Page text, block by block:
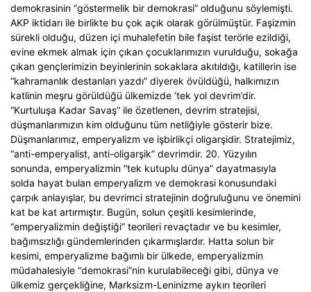
demokrasinin “göstermelik bir demokrasi” olduğunu söylemişti.
AKP iktidarı ile birlikte bu çok açık olarak görülmüştür. Faşizmin
sürekli olduğu, düzen içi muhalefetin bile faşist terörle ezildiği,
evine ekmek almak için çıkan çocuklarımızın vurulduğu, sokağa
çıkan gençlerimizin beyinlerinin sokaklara akıtıldığı, katillerin ise
“kahramanlık destanları yazdı” diyerek övüldüğü, halkımızın
katlinin meşru görüldüğü ülkemizde ‘tek yol devrim’dir.
“Kurtuluşa Kadar Savaş” ile özetlenen, devrim stratejisi,
düşmanlarımızın kim olduğunu tüm netliğiyle gösterir bize.
Düşmanlarımız, emperyalizm ve işbirlikçi oligarşidir. Stratejimiz,
“anti-emperyalist, anti-oligarşik” devrimdir. 20. Yüzyılın
sonunda, emperyalizmin “tek kutuplu dünya” dayatmasıyla
solda hayat bulan emperyalizm ve demokrasi konusundaki
çarpık anlayışlar, bu devrimci stratejinin doğruluğunu ve önemini
kat be kat artırmıştır. Bugün, solun çeşitli kesimlerinde,
“emperyalizmin değiştiği” teorileri revaçtadır ve bu kesimler,
bağımsızlığı gündemlerinden çıkarmışlardır. Hatta solun bir
kesimi, emperyalizme bağımlı bir ülkede, emperyalizmin
müdahalesiyle “demokrasi”nin kurulabileceği gibi, dünya ve
ülkemiz gerçekliğine, Marksizm-Leninizme aykırı teorileri